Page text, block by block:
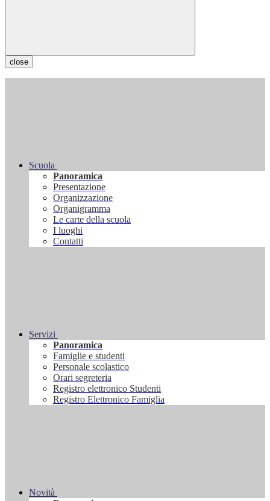
close
Scuola
Panoramica
Presentazione
Organizzazione
Organigramma
Le carte della scuola
I luoghi
Contatti
Servizi
Panoramica
Famiglie e studenti
Personale scolastico
Orari segreteria
Registro elettronico Studenti
Registro Elettronico Famiglia
Novità